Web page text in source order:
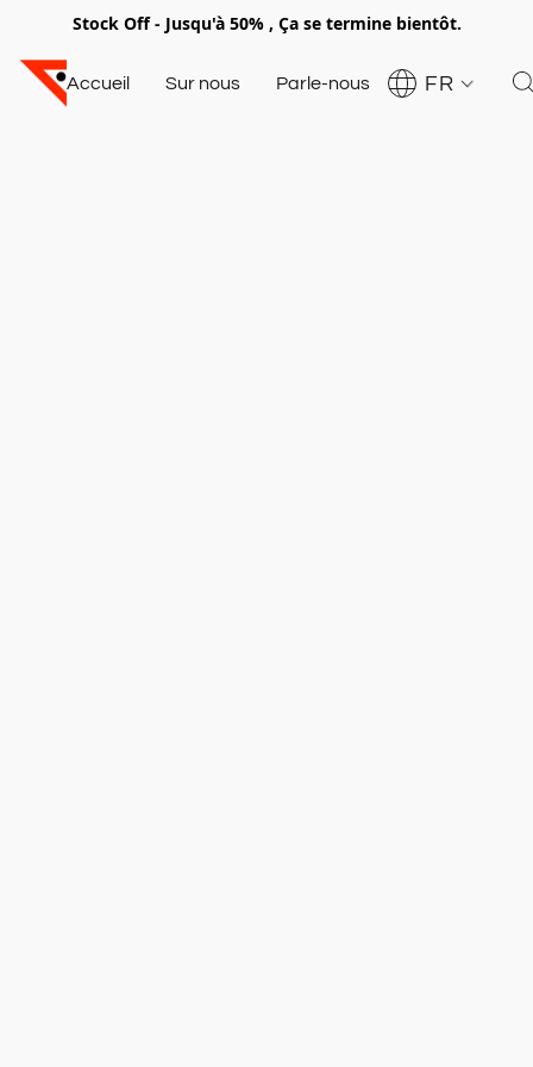
Stock Off - Jusqu'à 50% , Ça se termine bientôt.
Accueil Sur nous Parle-nous FR